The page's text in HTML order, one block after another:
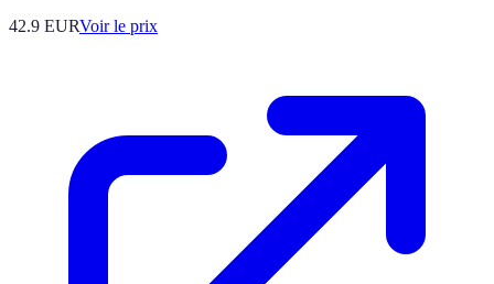
42.9 EURVoir le prix